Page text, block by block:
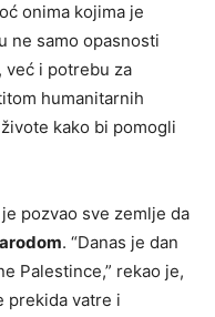
onima kojima je
ne samo opasnosti
već i potrebu za
humanitarnih
kako bi pomogli
pozvao sve zemlje da
. “Danas je dan
Palestince,” rekao je,
prekida vatre i